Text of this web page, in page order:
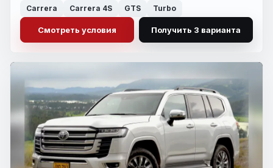
остаются только те варианты, которые имеют
смысл по конфигурации и цене покупки.
Carrera Carrera 4S GTS Turbo
Смотреть условия Получить 3 варианта